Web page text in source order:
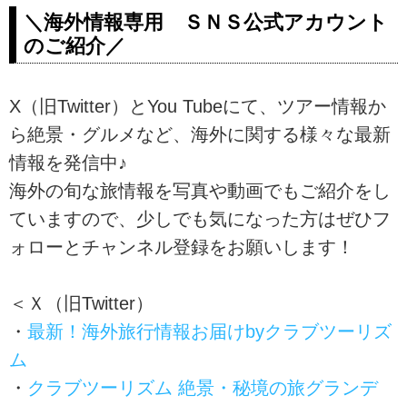
＼海外情報専用 ＳＮＳ公式アカウント
のご紹介／
X（旧Twitter）とYou Tubeにて、ツアー情報か
ら絶景・グルメなど、海外に関する様々な最新
情報を発信中♪
海外の旬な旅情報を写真や動画でもご紹介をし
ていますので、少しでも気になった方はぜひフ
ォローとチャンネル登録をお願いします！
＜Ｘ（旧Twitter）
・ 最新！海外旅行情報お届けbyクラブツーリズ
ム
・ クラブツーリズム 絶景・秘境の旅グランデ